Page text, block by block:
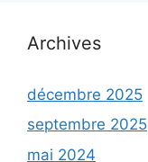
Archives
décembre 2025
septembre 2025
mai 2024